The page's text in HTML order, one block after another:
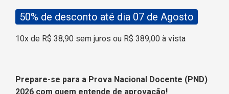
50% de desconto até dia 07 de Agosto
10x de R$ 38,90 sem juros ou R$ 389,00 à vista
Prepare-se para a Prova Nacional Docente (PND)
2026 com quem entende de aprovação!